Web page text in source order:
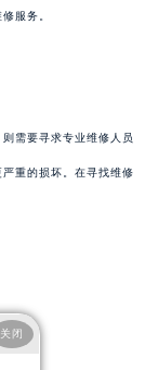
服务。
需要寻求专业维修人员
重的损坏。在寻找维修
：
关闭